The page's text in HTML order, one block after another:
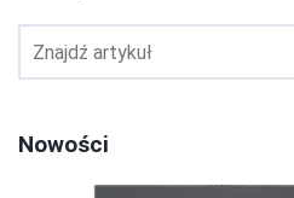
Nowości